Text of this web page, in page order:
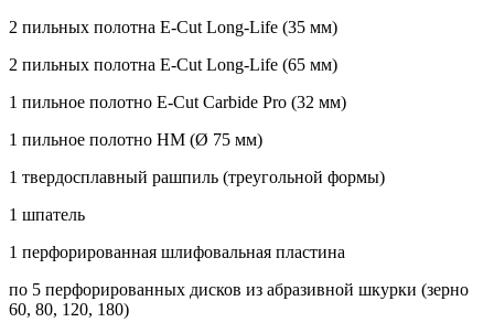
2 пильных полотна E-Cut Long-Life (35 мм)
2 пильных полотна E-Cut Long-Life (65 мм)
1 пильное полотно E-Cut Carbide Pro (32 мм)
1 пильное полотно HM (Ø 75 мм)
1 твердосплавный рашпиль (треугольной формы)
1 шпатель
1 перфорированная шлифовальная пластина
по 5 перфорированных дисков из абразивной шкурки (зерно
60, 80, 120, 180)